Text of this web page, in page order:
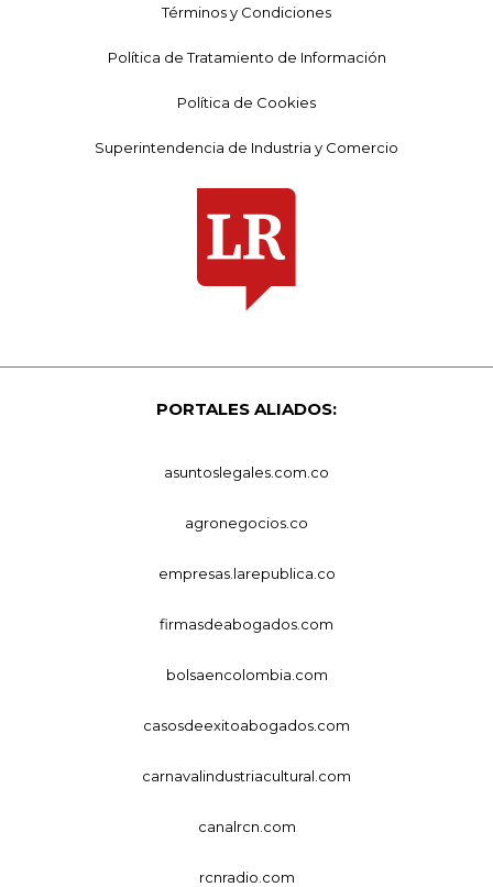
Términos y Condiciones
Política de Tratamiento de Información
Política de Cookies
Superintendencia de Industria y Comercio
PORTALES ALIADOS:
asuntoslegales.com.co
agronegocios.co
empresas.larepublica.co
firmasdeabogados.com
bolsaencolombia.com
casosdeexitoabogados.com
carnavalindustriacultural.com
canalrcn.com
rcnradio.com